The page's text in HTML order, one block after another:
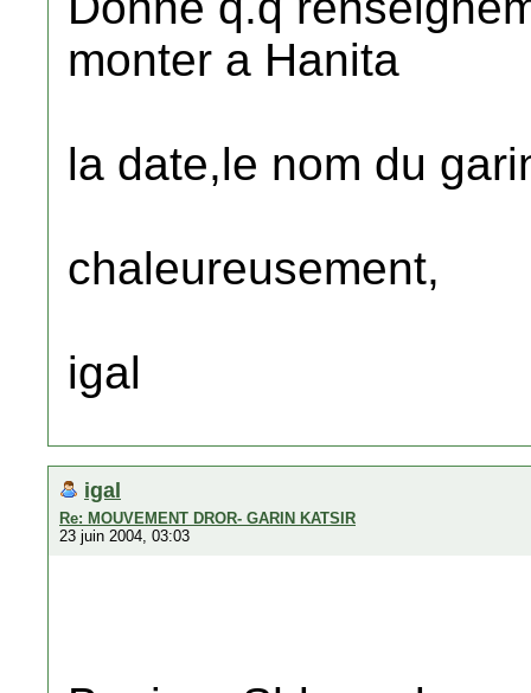
monter a Hanita
la date,le nom du
chaleureusement,
igal
igal
Re: MOUVEMENT DROR- GARIN KATSIR
23 juin 2004, 03:03